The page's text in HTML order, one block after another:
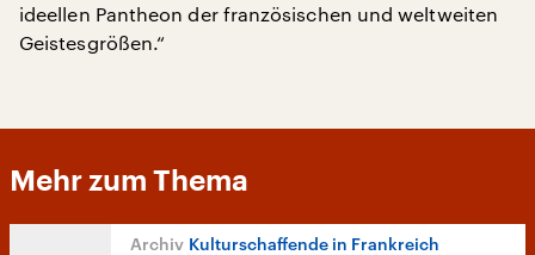
ideellen Pantheon der französischen und weltweiten
Geistesgrößen.“
Mehr zum Thema
Kulturschaffende in Frankreich